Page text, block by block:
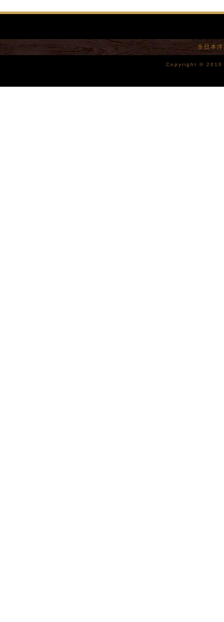
全日本
Copyright ©